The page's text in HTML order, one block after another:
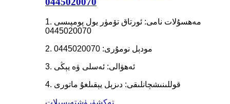
1. مەھسۇلات نامى: ئورتاق تۆمۈر يول پومپىسى
0445020070
2. مودېل نومۇرى: 0445020070
3. ئەھۋالى: ئەسلى ۋە يېڭى
4. قوللىنىشچانلىقى: دىزېل يېقىلغۇ ماتورى